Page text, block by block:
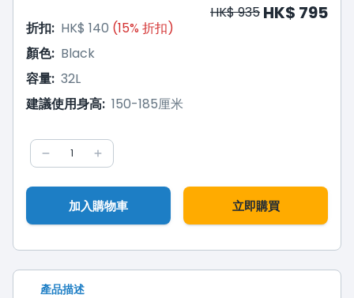
HK$ 935 HK$ 795
折扣: HK$ 140 (15% 折扣)
顏色: Black
容量: 32L
建議使用身高: 150-185厘米
1
加入購物車 立即購買
產品描述